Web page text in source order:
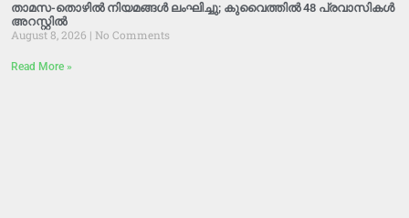
താമസ-തൊഴിൽ നിയമങ്ങൾ ലംഘിച്ചു; കുവൈത്തിൽ 48 പ്രവാസികൾ
അറസ്റ്റിൽ
August 8, 2026 No Comments
Read More »